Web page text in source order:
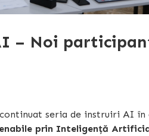
– Noi
seria de instruiri AI
prin Inteligență